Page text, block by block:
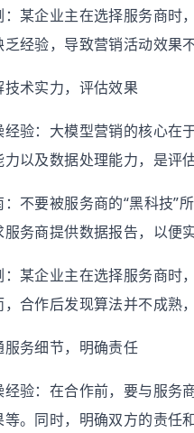
：某企业主在选择服务商时
经验，导致营销活动效果
技术实力，评估效果
经验：大模型营销的核心在
以及数据处理能力，是评
不要被服务商的“黑科技”
务商提供数据报告，以便
：某企业主在选择服务商时
，合作后发现算法并不成熟
服务细节，明确责任
验：在合作前，要与服务
。同时，明确双方的责任